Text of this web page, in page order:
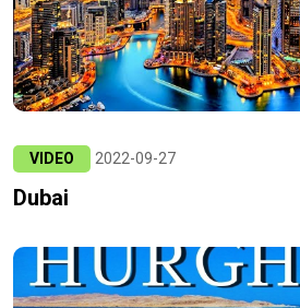
VIDEO 2022-09-27
Dubai